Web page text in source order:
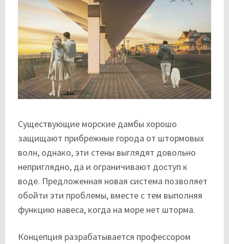
Существующие морские дамбы хорошо
защищают прибрежные города от штормовых
волн, однако, эти стены выглядят довольно
неприглядно, да и ограничивают доступ к
воде. Предложенная новая система позволяет
обойти эти проблемы, вместе с тем выполняя
функцию навеса, когда на море нет шторма.
Концепция разрабатывается профессором